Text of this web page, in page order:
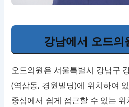
강남에서 오드의
오드의원은 서울특별시 강남구
(역삼동, 경원빌딩)에 위치하여
중심에서 쉽게 접근할 수 있는